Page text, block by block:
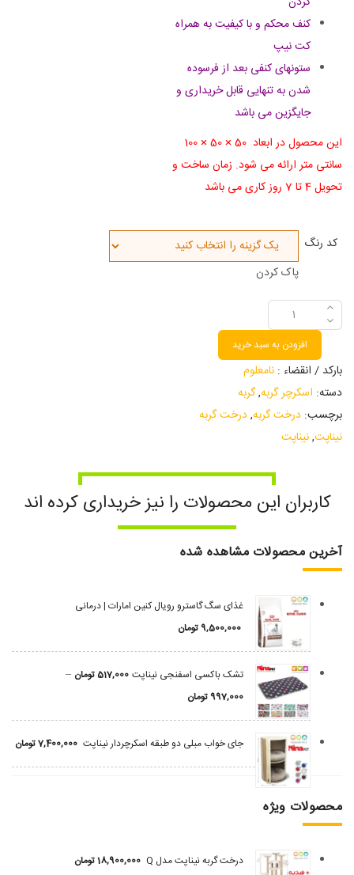
کنف محکم و با کیفیت به همراه
کت نیپ
ستونهای کنفی بعد از فرسوده
شدن به تنهایی قابل خریداری و
جایگزین می باشد
این محصول در ابعاد 50 × 50 × 100
سانتی متر ارائه می شود. زمان ساخت و
تحویل 4 تا 7 روز کاری می باشد
کد رنگ
پاک کردن
افزودن به سبد خرید
بارکد / انقضاء :نامعلوم
دسته: اسکرچر گربه,گربه
برچسب:درخت گربه,درخت گربه
نیناپت,نیناپت
کاربران این محصولات را نیز خریداری کرده اند
آخرین محصولات مشاهده شده
غذای سگ گاسترو رویال کنین امارات | درمانی
9,500,000 تومان
تشک باکسی اسفنجی نیناپت 517,000تومان –
997,000 تومان
جای خواب مبلی دو طبقه اسکرچردار نیناپت 7,400,000تومان
محصولات ویژه
درخت گربه نیناپت مدل Q 18,900,000تومان